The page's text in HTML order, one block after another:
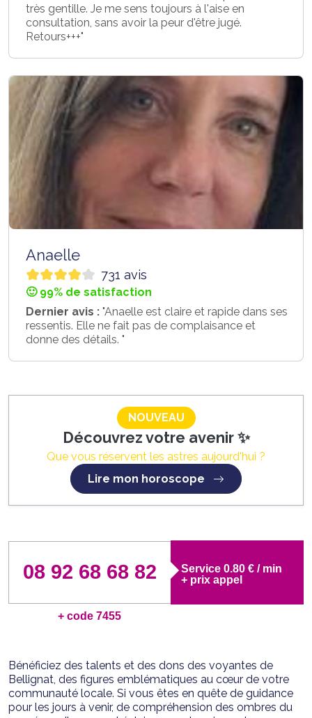
très gentille. Je me sens toujours à l'aise en
consultation, sans avoir la peur d'être jugé.
Retours+++"
Anaelle
731 avis
🙂 99% de satisfaction
Dernier avis : "Anaelle est claire et rapide dans ses
ressentis. Elle ne fait pas de complaisance et
donne des détails. "
NOUVEAU
Découvrez votre avenir ✨
Que vous réservent les astres aujourd'hui ?
Lire mon horoscope
08 92 68 68 82
+ code 7455
Service 0.80 € / min
+ prix appel
Bénéficiez des talents et des dons des voyantes de
Bellignat, des figures emblématiques au cœur de votre
communauté locale. Si vous êtes en quête de guidance
pour les jours à venir, de compréhension des ombres du